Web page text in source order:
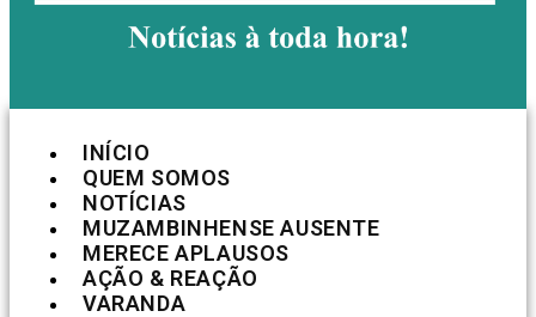
INÍCIO
QUEM SOMOS
NOTÍCIAS
MUZAMBINHENSE AUSENTE
MERECE APLAUSOS
AÇÃO & REAÇÃO
VARANDA